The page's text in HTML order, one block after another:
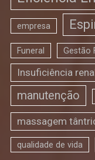
empresa
Funeral Gestão
Insuficiência
manutenção
massagem
qualidade de vida